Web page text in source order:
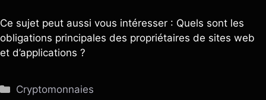
Ce sujet peut aussi vous intéresser : Quels sont les
obligations principales des propriétaires de sites web
et d’applications ?
Catégories
Cryptomonnaies